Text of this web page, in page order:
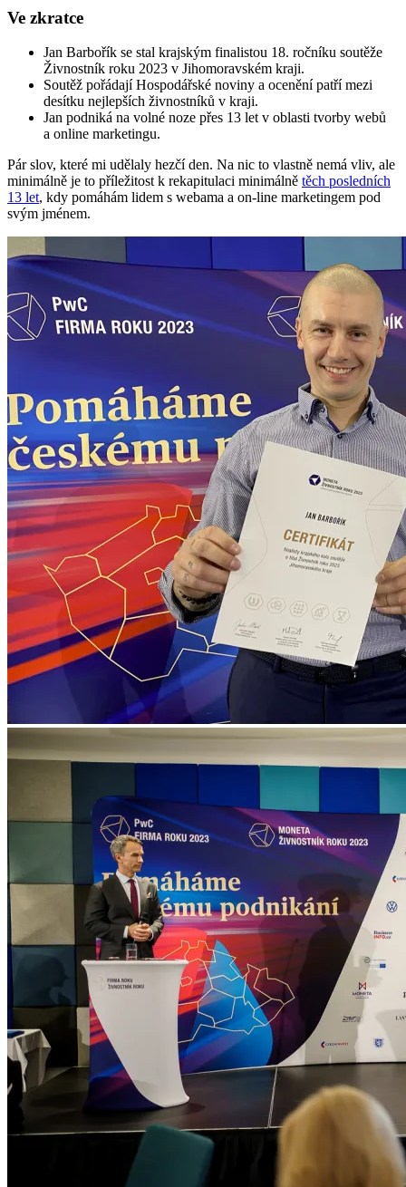
Ve zkratce
Jan Barbořík se stal krajským finalistou 18. ročníku soutěže
Živnostník roku 2023 v Jihomoravském kraji.
Soutěž pořádají Hospodářské noviny a ocenění patří mezi
desítku nejlepších živnostníků v kraji.
Jan podniká na volné noze přes 13 let v oblasti tvorby webů
a online marketingu.
Pár slov, které mi udělaly hezčí den. Na nic to vlastně nemá vliv, ale
minimálně je to příležitost k rekapitulaci minimálně těch posledních
13 let, kdy pomáhám lidem s webama a on-line marketingem pod
svým jménem.